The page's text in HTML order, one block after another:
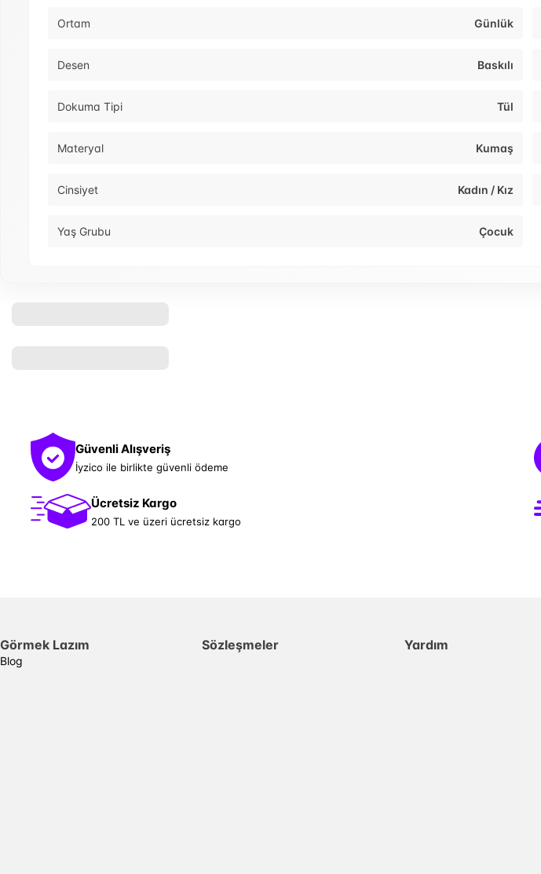
Ortam Günlük
Desen Baskılı
Dokuma Tipi Tül
Materyal Kumaş
Cinsiyet Kadın / Kız
Yaş Grubu Çocuk
Güvenli Alışveriş
İyzico ile birlikte güvenli ödeme
Ücretsiz Kargo
200 TL ve üzeri ücretsiz kargo
Görmek Lazım
Blog
Sözleşmeler Yardım